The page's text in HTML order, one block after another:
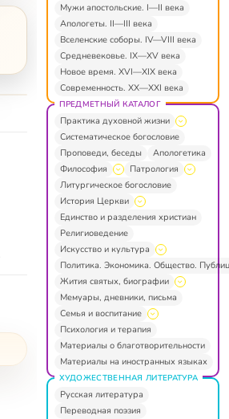
Мужи апостольские. I—II века
Апологеты. II—III века
Вселенские соборы. IV—VIII века
Средневековье. IX—XV века
Новое время. XVI—XIX века
Современность. XX—XXI века
ПРЕДМЕТНЫЙ КАТАЛОГ
Практика духовной жизни
Систематическое богословие
Проповеди, беседы
Апологетика
Философия
Патрология
Литургическое богословие
История Церкви
Единство и разделения христиан
Религиоведение
Искусство и культура
Политика. Экономика. Общество.
Жития святых, биографии
Мемуары, дневники, письма
Семья и воспитание
Психология и терапия
Материалы о благотворительности
Материалы на иностранных языках
ХУДОЖЕСТВЕННАЯ ЛИТЕРАТУРА
Русская литература
Переводная поэзия